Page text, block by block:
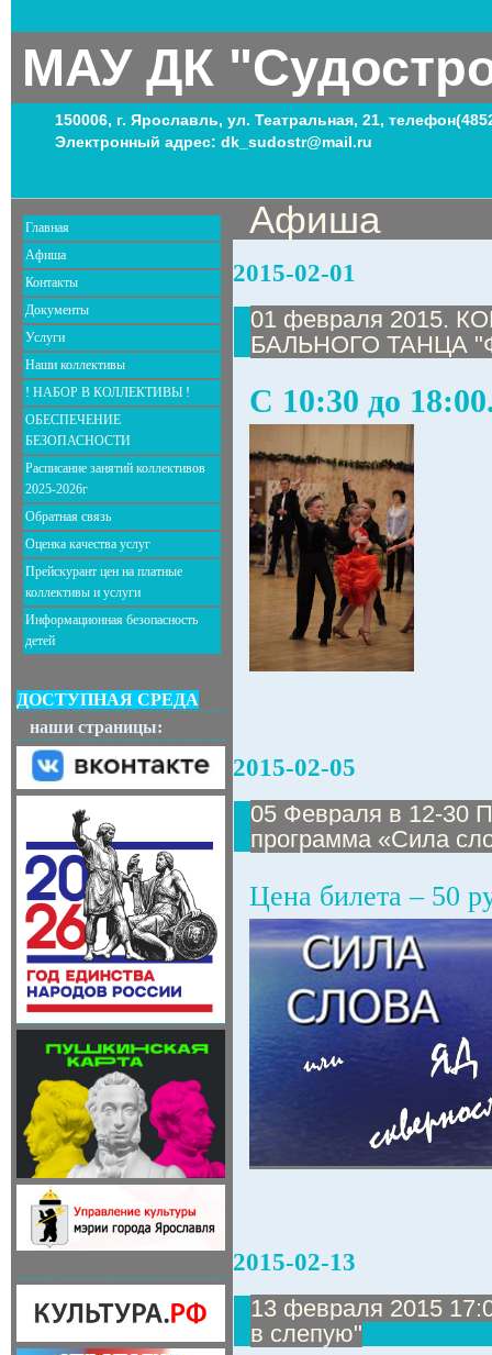
МАУ ДК
150006, г. Ярославль, ул. Театральная, 21,
Электронный адрес: dk_sudostr@mail.ru
Главная
Афиша
Контакты
Документы
Услуги
Наши коллективы
! НАБОР В КОЛЛЕКТИВЫ !
ОБЕСПЕЧЕНИЕ
БЕЗОПАСНОСТИ
Расписание занятий коллективов
2025-2026г
Обратная связь
Оценка качества услуг
Прейскурант цен на платные
коллективы и услуги
Информационная безопасность
детей
ДОСТУПНАЯ СРЕДА
наши страницы:
Афиша
2015-02-01
01 февраля 2015.
БАЛЬНОГО ТАНЦА
С 10:30 до
2015-02-05
05 Февраля в 12-30
программа «Сила
Цена билета – 50
2015-02-13
13 февраля 2015
в слепую"